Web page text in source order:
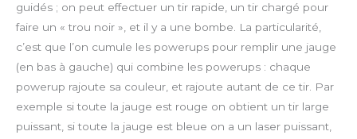
guidés ; on peut effectuer un tir rapide, un tir chargé pour
faire un « trou noir », et il y a une bombe. La particularité,
c’est que l’on cumule les powerups pour remplir une jauge
(en bas à gauche) qui combine les powerups : chaque
powerup rajoute sa couleur, et rajoute autant de ce tir. Par
exemple si toute la jauge est rouge on obtient un tir large
puissant, si toute la jauge est bleue on a un laser puissant,